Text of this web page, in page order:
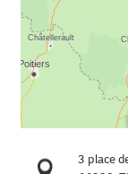
3 place